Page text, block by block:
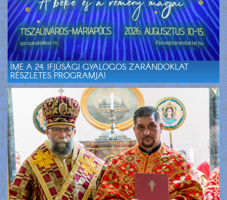
ÍME A 24. IFJÚSÁGI GYALOGOS ZARÁNDOKLAT
RÉSZLETES PROGRAMJA!